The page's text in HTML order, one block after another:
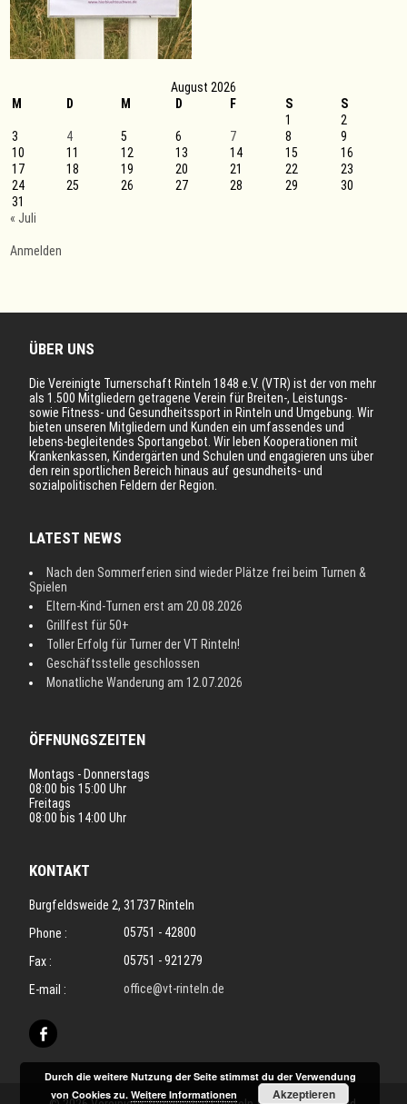
August 2026
M
D M D F S
S
1
2
3
4 5 6 7 8
9
10
11 12 13 14 15
16
17
18 19 20 21 22
23
24
25 26 27 28 29
30
31
« Juli
Anmelden
ÜBER UNS
Die Vereinigte Turnerschaft Rinteln 1848 e.V. (VTR) ist der von mehr
als 1.500 Mitgliedern getragene Verein für Breiten-, Leistungs-
sowie Fitness- und Gesundheitssport in Rinteln und Umgebung. Wir
bieten unseren Mitgliedern und Kunden ein umfassendes und
lebens-begleitendes Sportangebot. Wir leben Kooperationen mit
Krankenkassen, Kindergärten und Schulen und engagieren uns über
den rein sportlichen Bereich hinaus auf gesundheits- und
sozialpolitischen Feldern der Region.
LATEST NEWS
Nach den Sommerferien sind wieder Plätze frei beim Turnen &
Spielen
Eltern-Kind-Turnen erst am 20.08.2026
Grillfest für 50+
Toller Erfolg für Turner der VT Rinteln!
Geschäftsstelle geschlossen
Monatliche Wanderung am 12.07.2026
ÖFFNUNGSZEITEN
Montags - Donnerstags
08:00 bis 15:00 Uhr
Freitags
08:00 bis 14:00 Uhr
KONTAKT
Burgfeldsweide 2, 31737 Rinteln
Phone :
05751 - 42800
Fax :
05751 - 921279
E-mail :
office@vt-rinteln.de
Durch die weitere Nutzung der Seite stimmst du der Verwendung
von Cookies zu.Weitere Informationen Akzeptieren